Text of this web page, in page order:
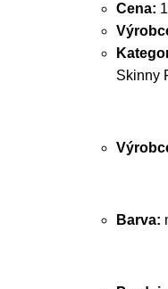
Cena:
Skinny
Barva: